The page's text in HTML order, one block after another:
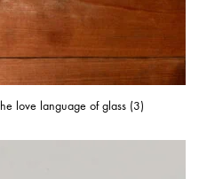
love language of glass (3)